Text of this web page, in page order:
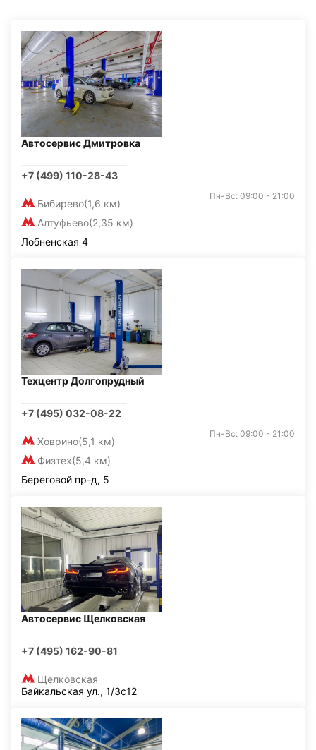
Автосервис Дмитровка
+7 (499) 110-28-43
Бибирево(1,6 км)
Алтуфьево(2,35 км)
Пн-Вс: 09:00 - 21:00
Лобненская 4
Техцентр Долгопрудный
+7 (495) 032-08-22
Ховрино(5,1 км)
Физтех(5,4 км)
Пн-Вс: 09:00 - 21:00
Береговой пр-д, 5
Автосервис Щелковская
+7 (495) 162-90-81
Щелковская
Байкальская ул., 1/3с12